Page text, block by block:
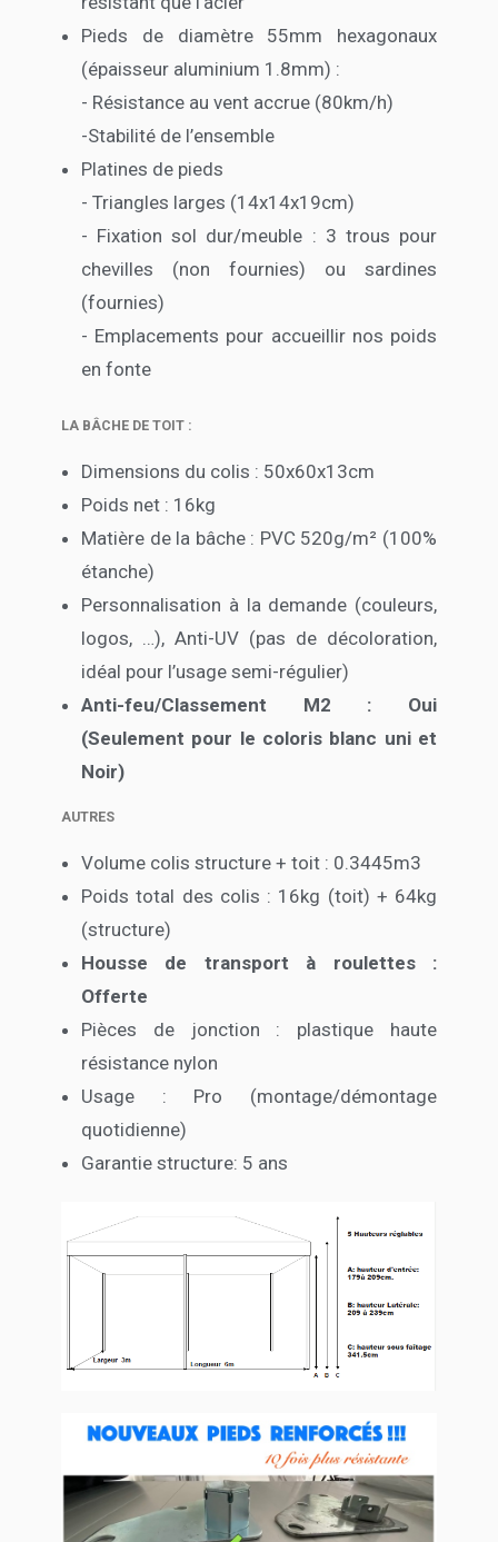
Pieds de diamètre 55mm hexagonaux
(épaisseur aluminium 1.8mm) :
- Résistance au vent accrue (80km/h)
-Stabilité de l’ensemble
Platines de pieds
- Triangles larges (14x14x19cm)
- Fixation sol dur/meuble : 3 trous pour
chevilles (non fournies) ou sardines
(fournies)
- Emplacements pour accueillir nos poids
en fonte
LA BÂCHE DE TOIT :
Dimensions du colis : 50x60x13cm
Poids net : 16kg
Matière de la bâche : PVC 520g/m² (100%
étanche)
Personnalisation à la demande (couleurs,
logos, …), Anti-UV (pas de décoloration,
idéal pour l’usage semi-régulier)
Anti-feu/Classement M2 : Oui
(Seulement pour le coloris blanc uni et
Noir)
AUTRES
Volume colis structure + toit : 0.3445m3
Poids total des colis : 16kg (toit) + 64kg
(structure)
Housse de transport à roulettes :
Offerte
Pièces de jonction : plastique haute
résistance nylon
Usage : Pro (montage/démontage
quotidienne)
Garantie structure: 5 ans